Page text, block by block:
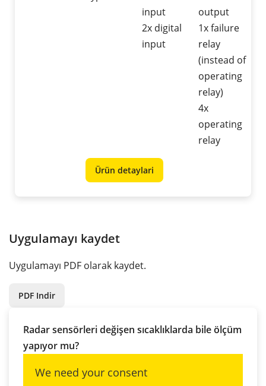
input
2x digital
input
output
1x failure
relay
(instead of
operating
relay)
4x
operating
relay
Ürün detaylari
Uygulamayı kaydet
Uygulamayı PDF olarak kaydet.
PDF Indir
Radar sensörleri değişen sıcaklıklarda bile ölçüm
yapıyor mu?
We need your consent